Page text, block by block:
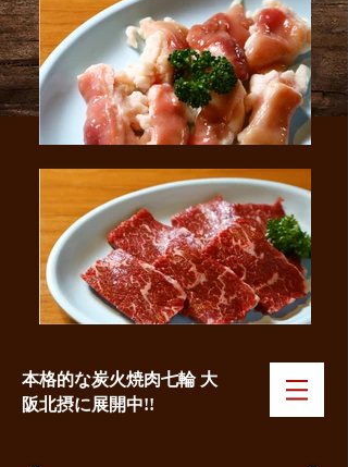
本格的な炭火焼肉七輪 大
阪北摂に展開中!!